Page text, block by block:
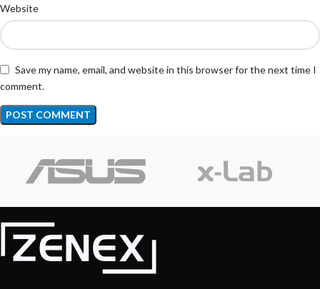
Website
Save my name, email, and website in this browser for the next time I
comment.